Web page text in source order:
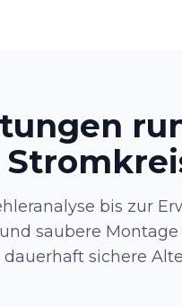
bis zur
saubere
dauerhaft sichere